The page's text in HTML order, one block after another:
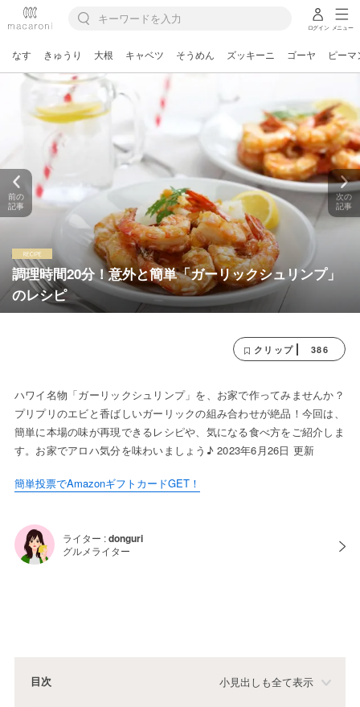
ログイン メニュー
なす きゅうり 大根 キャベツ そうめん ズッキーニ ゴーヤ ピーマ
調理時間20分！意外と簡単「ガーリックシュリンプ」
のレシピ
前の
記事
次の
記事
クリップ 386
ハワイ名物「ガーリックシュリンプ」を、お家で作ってみませんか？
プリプリのエビと香ばしいガーリックの組み合わせが絶品！今回は、
簡単に本場の味が再現できるレシピや、気になる食べ方をご紹介しま
す。お家でアロハ気分を味わいましょう♪ 2023年6月26日 更新
簡単投票でAmazonギフトカードGET！
ライター :donguri
グルメライター
目次 小見出しも全て表示